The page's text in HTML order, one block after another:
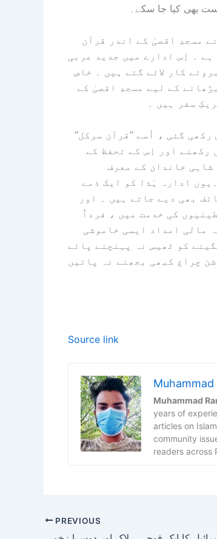
بھی کیا جا سکے۔
مسجدِ اقصیٰ کے اندر قرآن
۔ اِس ادارے میں جدید عربی
کار لائے گئے ہیں ۔ خاص
کے لیے مسجدِ اقصیٰ کے
سفر ہیں ۔
گئی ، اُسے ’’قرآن سرکل‘‘
رکھنے اور اِس کے تحفظ کے
خاندان کے معرف
ادارہ ہٰذا کو ایک ذمے
بھی دیے جاتے ہیں ۔ اور
کی خدمت میں ، فرداً
مالی امداد ایسی خاموشی
کو ٹھیس نہ پہنچنے پائے
چراغ کبھی بجھنے نہ پائیں
Source link
Muhammad
Muhammad
years of
articles on
community
readers across
PREVIOUS